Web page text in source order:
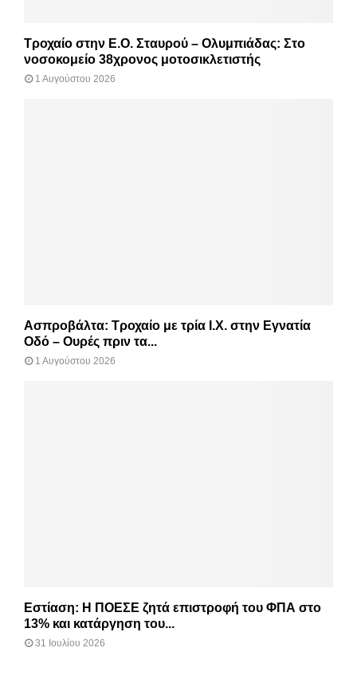
Τροχαίο στην Ε.Ο. Σταυρού – Ολυμπιάδας: Στο
νοσοκομείο 38χρονος μοτοσικλετιστής
1 Αυγούστου 2026
Ασπροβάλτα: Τροχαίο με τρία Ι.Χ. στην Εγνατία
Οδό – Ουρές πριν τα...
1 Αυγούστου 2026
Εστίαση: Η ΠΟΕΣΕ ζητά επιστροφή του ΦΠΑ στο
13% και κατάργηση του...
31 Ιουλίου 2026